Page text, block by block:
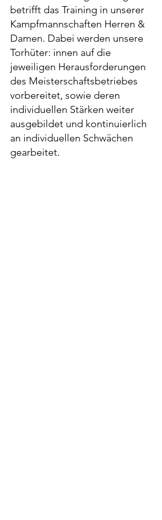
betrifft das Training in unserer
Kampfmannschaften Herren &
Damen. Dabei werden unsere
Torhüter: innen auf die
jeweiligen Herausforderungen
des Meisterschaftsbetriebes
vorbereitet, sowie deren
individuellen Stärken weiter
ausgebildet und kontinuierlich
an individuellen Schwächen
gearbeitet.